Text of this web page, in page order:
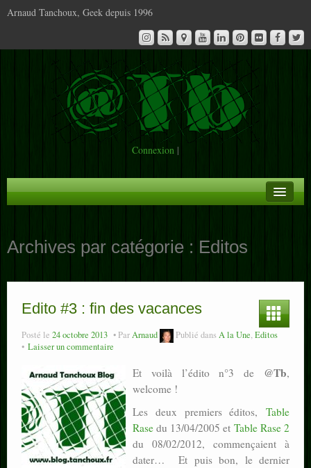
Arnaud Tanchoux, Geek depuis 1996
Connexion |
Infos
Contact
Archives par catégorie : Editos
Edito #3 : fin des vacances
Posté le 24 octobre 2013 ParArnaud Publié dansA la Une,Editos
Laisser un commentaire
Et voilà l’édito n°3 de @Tb,
welcome !
Les deux premiers éditos, Table
Rase du 13/04/2005 et Table Rase 2
du 08/02/2012, commençaient à
dater… Et puis bon, le dernier